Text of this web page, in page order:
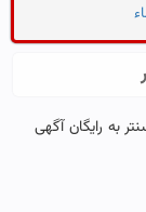
به رایگان آگهی